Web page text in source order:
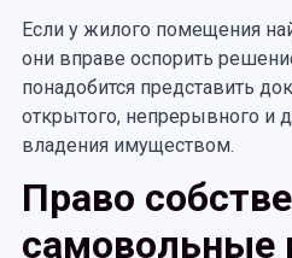
Если у жилого помещения
они вправе оспорить
понадобится представить
открытого, непрерывного и
владения имуществом.
Право
самовольные